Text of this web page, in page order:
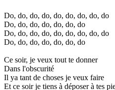
Do, do, do, do, do, do, do, do, do
Do, do, do, do, do, do, do
Do, do, do, do, do, do, do, do, do
Do, do, do, do, do, do, do
Ce soir, je veux tout te donner
Dans l'obscurité
Il ya tant de choses je veux faire
Et ce soir je tiens à déposer à tes